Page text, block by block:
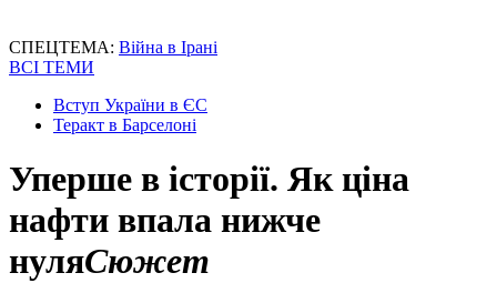
СПЕЦТЕМА: Війна в Ірані
ВСІ ТЕМИ
Вступ України в ЄС
Теракт в Барселоні
Уперше в історії. Як ціна
нафти впала нижче
нуляСюжет